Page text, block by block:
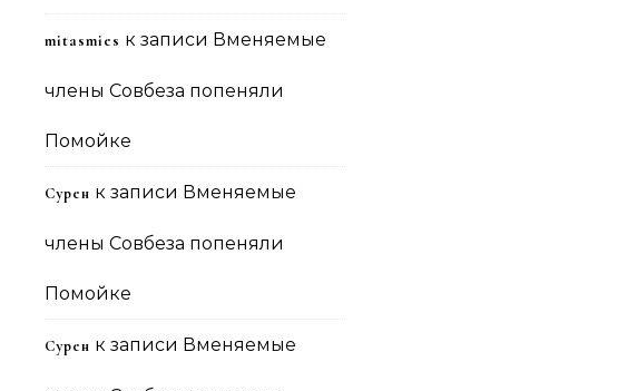
mitasmies к записи Вменяемые
члены Совбеза попеняли
Помойке
Сурен к записи Вменяемые
члены Совбеза попеняли
Помойке
Сурен к записи Вменяемые